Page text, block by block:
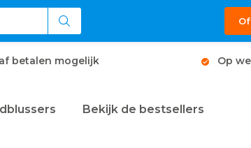
betalen mogelijk Op
Bekijk de bestsellers